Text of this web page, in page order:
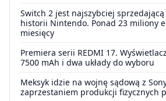
Switch 2 jest najszybciej
historii Nintendo. Ponad 23 miliony
miesięcy
Premiera serii REDMI 17.
7500 mAh i dwa układy do wyboru
Meksyk idzie na wojnę sądową z
zaprzestaniem produkcji fizycznych